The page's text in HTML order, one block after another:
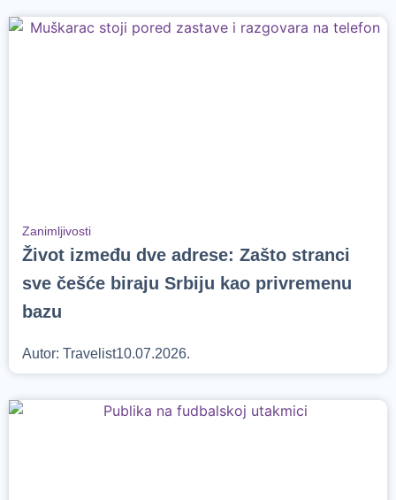
Zanimljivosti
Život između dve adrese: Zašto stranci
sve češće biraju Srbiju kao privremenu
bazu
Autor: Travelist10.07.2026.